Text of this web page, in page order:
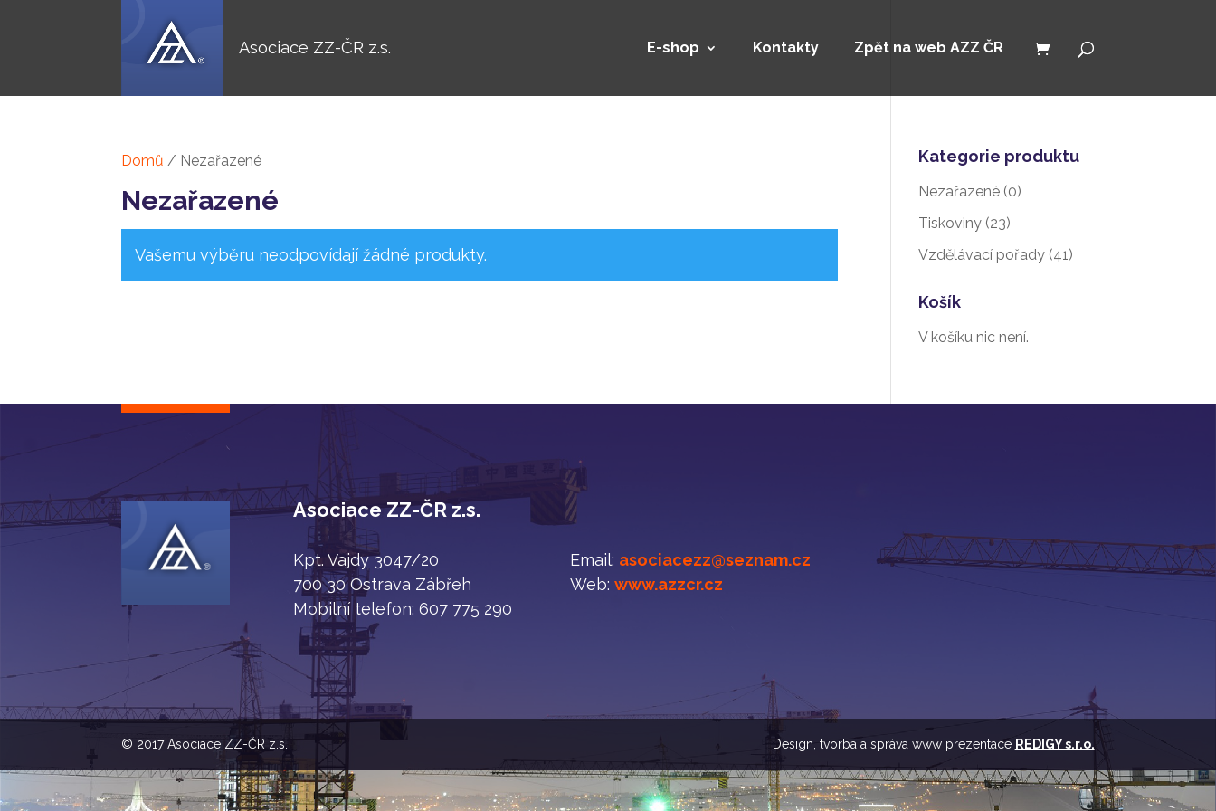
Asociace ZZ-ČR z.s. E-shop Kontakty Zpět na web AZZ ČR
Domů / Nezařazené
Nezařazené
Vašemu výběru neodpovídají žádné produkty.
Kategorie produktu
Nezařazené (0)
Tiskoviny (23)
Vzdělávací pořady (41)
Košík
V košíku nic není.
Asociace ZZ-ČR z.s.
Kpt. Vajdy 3047/20
700 30 Ostrava Zábřeh
Mobilní telefon: 607 775 290
Email: asociacezz@seznam.cz
Web:www.azzcr.cz
© 2017Asociace ZZ-ČR z.s. Design, tvorba a správa www prezentace REDIGY s.r.o.